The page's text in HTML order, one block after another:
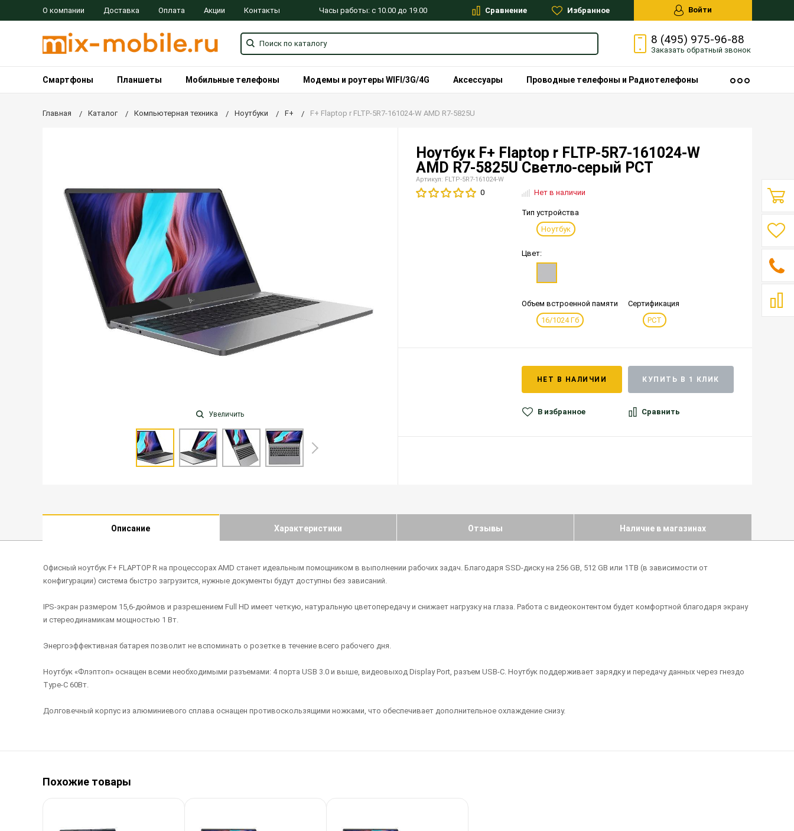
О компании Доставка Оплата Акции Контакты Часы работы: с 10.00 до 19.00 Сравнение Избранное Войти
8 (495) 975-96-88
Заказать обратный звонок
Смартфоны Планшеты Мобильные телефоны Модемы и роутеры WIFI/3G/4G Аксессуары Проводные телефоны и Радиотелефоны
Главная Каталог Компьютерная техника Ноутбуки F+ F+ Flaptop r FLTP-5R7-161024-W AMD R7-5825U
Увеличить
Ноутбук F+ Flaptop r FLTP-5R7-161024-W
AMD R7-5825U Светло-серый РСТ
Артикул: FLTP-5R7-161024-W
0 Нет в наличии
Тип устройства
Ноутбук
Цвет:
Объем встроенной памяти
16/1024 Гб
Сертификация
РСТ
НЕТ В НАЛИЧИИ КУПИТЬ В 1 КЛИК
В избранное Сравнить
Описание Характеристики Отзывы Наличие в магазинах
Офисный ноутбук F+ FLAPTOP R на процессорах AMD станет идеальным помощником в выполнении рабочих задач. Благодаря SSD-диску на 256 GB, 512 GB или 1TB (в зависимости от
конфигурации) система быстро загрузится, нужные документы будут доступны без зависаний.
IPS-экран размером 15,6-дюймов и разрешением Full HD имеет четкую, натуральную цветопередачу и снижает нагрузку на глаза. Работа с видеоконтентом будет комфортной благодаря экрану
и стереодинамикам мощностью 1 Вт.
Энергоэффективная батарея позволит не вспоминать о розетке в течение всего рабочего дня.
Ноутбук «Флэптоп» оснащен всеми необходимыми разъемами: 4 порта USB 3.0 и выше, видеовыход Display Port, разъем USB-C. Ноутбук поддерживает зарядку и передачу данных через гнездо
Type-C 60Вт.
Долговечный корпус из алюминиевого сплава оснащен противоскользящими ножками, что обеспечивает дополнительное охлаждение снизу.
Похожие товары